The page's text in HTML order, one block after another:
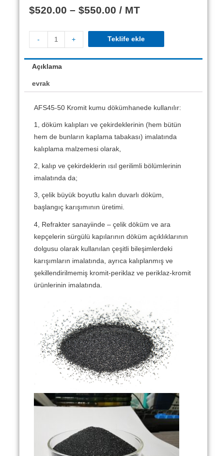
$520.00 – $550.00 / MT
- + Teklife ekle
Açıklama
evrak
AFS45-50 Kromit kumu dökümhanede kullanılır:
1, döküm kalıpları ve çekirdeklerinin (hem bütün
hem de bunların kaplama tabakası) imalatında
kalıplama malzemesi olarak,
2, kalıp ve çekirdeklerin ısıl gerilimli bölümlerinin
imalatında da;
3, çelik büyük boyutlu kalın duvarlı döküm,
başlangıç ​​karışımının üretimi.
4, Refrakter sanayiinde – çelik döküm ve ara
kepçelerin sürgülü kapılarının döküm açıklıklarının
dolgusu olarak kullanılan çeşitli bileşimlerdeki
karışımların imalatında, ayrıca kalıplanmış ve
şekillendirilmemiş kromit-periklaz ve periklaz-kromit
ürünlerinin imalatında.